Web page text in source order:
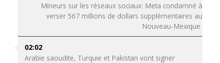
Mineurs sur les réseaux sociaux: Meta condamné à
verser 567 millions de dollars supplémentaires au
Nouveau-Mexique
02:02
Arabie saoudite, Turquie et Pakistan vont signer